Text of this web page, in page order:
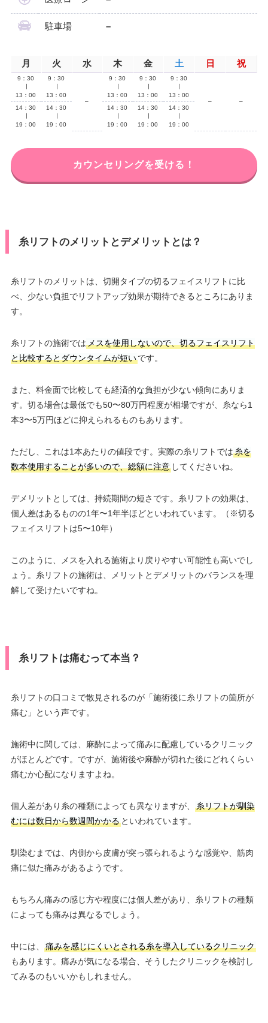
駐車場 –
月 火 水 木 金 土 日 祝
9：30
13：00
9：30
13：00
–
9：30
13：00
9：30
13：00
9：30
13：00
–
–
14：30
19：00
14：30
19：00
14：30
19：00
14：30
19：00
14：30
19：00
カウンセリングを受ける！
糸リフトのメリットとデメリットとは？
糸リフトのメリットは、切開タイプの切るフェイスリフトに比
べ、少ない負担でリフトアップ効果が期待できるところにありま
す。
糸リフトの施術ではメスを使用しないので、切るフェイスリフト
と比較するとダウンタイムが短いです。
また、料金面で比較しても経済的な負担が少ない傾向にありま
す。切る場合は最低でも50〜80万円程度が相場ですが、糸なら1
本3〜5万円ほどに抑えられるものもあります。
ただし、これは1本あたりの値段です。実際の糸リフトでは糸を
数本使用することが多いので、総額に注意してくださいね。
デメリットとしては、持続期間の短さです。糸リフトの効果は、
個人差はあるものの1年〜1年半ほどといわれています。（※切る
フェイスリフトは5〜10年）
このように、メスを入れる施術より戻りやすい可能性も高いでし
ょう。糸リフトの施術は、メリットとデメリットのバランスを理
解して受けたいですね。
糸リフトは痛むって本当？
糸リフトの口コミで散見されるのが「施術後に糸リフトの箇所が
痛む」という声です。
施術中に関しては、麻酔によって痛みに配慮しているクリニック
がほとんどです。ですが、施術後や麻酔が切れた後にどれくらい
痛むか心配になりますよね。
個人差があり糸の種類によっても異なりますが、
糸リフトが馴染
むには数日から数週間かかるといわれています。
馴染むまでは、内側から皮膚が突っ張られるような感覚や、筋肉
痛に似た痛みがあるようです。
もちろん痛みの感じ方や程度には個人差があり、糸リフトの種類
によっても痛みは異なるでしょう。
中には、
痛みを感じにくいとされる糸を導入しているクリニック
もあります。痛みが気になる場合、そうしたクリニックを検討し
てみるのもいいかもしれません。